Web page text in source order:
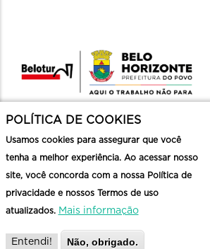
@ Copyright Belotur 2026. All
POLÍTICA DE COOKIES
Usamos cookies para assegurar que você
tenha a melhor experiência. Ao acessar nosso
site, você concorda com a nossa Política de
privacidade e nossos Termos de uso
atualizados. Mais informação
Entendi! Não, obrigado.